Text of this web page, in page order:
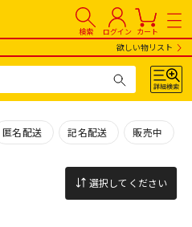
検索 ログイン カート
欲しい物リスト
匿名配送 記名配送 販売中
選択してください